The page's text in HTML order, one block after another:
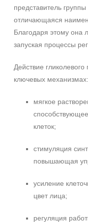
представитель
отличающаяся
Благодаря этому она
запуская процессы
Действие
ключевых механизмах:
мягкое
клеток;
стимуляция
повышающая
усиление
цвет лица;
регуляция